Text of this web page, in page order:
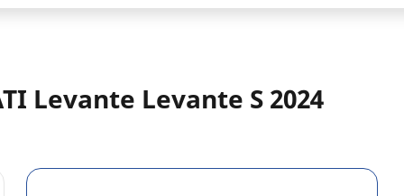
Levante Levante S 2024